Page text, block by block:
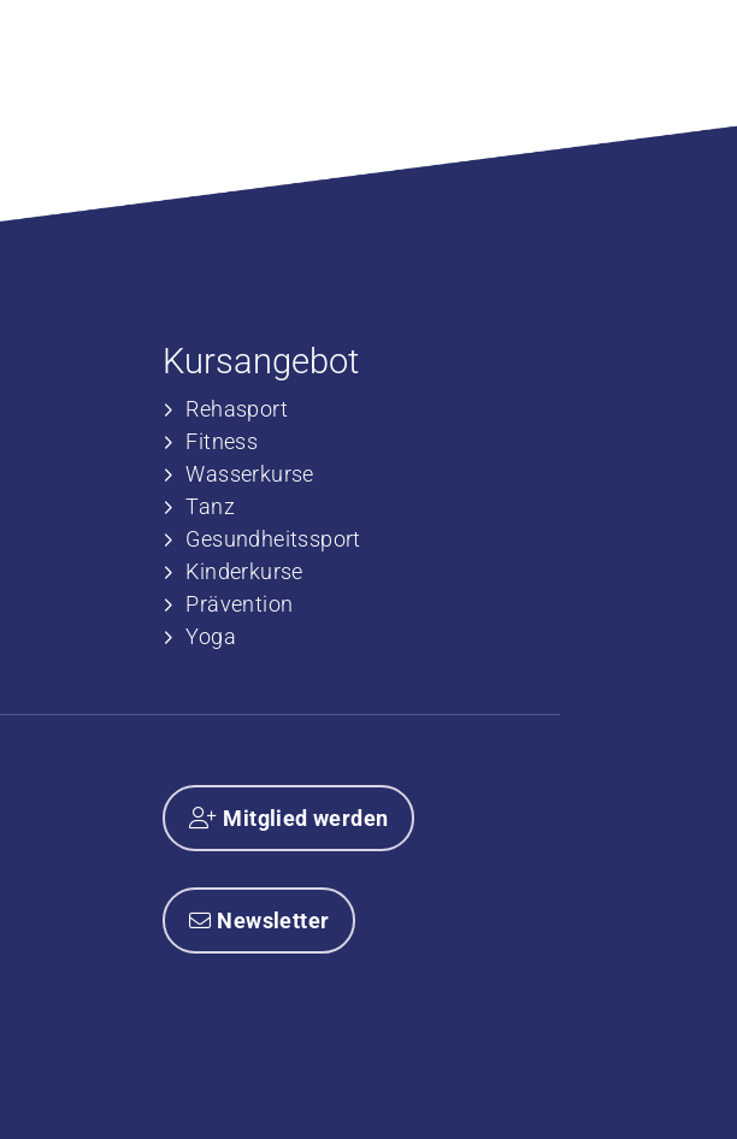
Kursangebot
​Rehasport
​​Fitness
​​Wasserkurse
​​Tanz
​Gesundheitssport
​Kinderkurse
Prävention
Yoga
Mitglied werden
Newsletter